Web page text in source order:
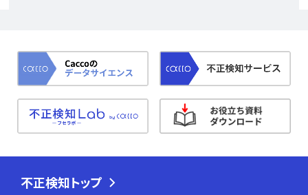
不正検知トップ